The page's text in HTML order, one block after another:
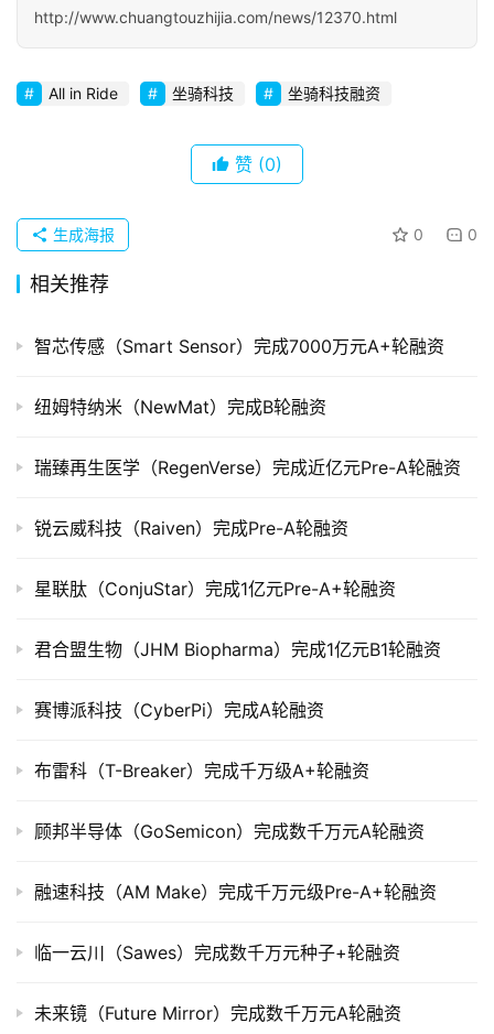
初
企
发
购
组
公
上
市
数
业
院
登录
http://www.chuangtouzhijia.com/news/12370.html
All in Ride 坐骑科技 坐骑科技融资
赞 (0)
0 0
生成海报
相关推荐
智芯传感（Smart Sensor）完成7000万元A+轮融资
纽姆特纳米（NewMat）完成B轮融资
瑞臻再生医学（RegenVerse）完成近亿元Pre-A轮融资
锐云威科技（Raiven）完成Pre-A轮融资
星联肽（ConjuStar）完成1亿元Pre-A+轮融资
君合盟生物（JHM Biopharma）完成1亿元B1轮融资
赛博派科技（CyberPi）完成A轮融资
布雷科（T-Breaker）完成千万级A+轮融资
顾邦半导体（GoSemicon）完成数千万元A轮融资
融速科技（AM Make）完成千万元级Pre-A+轮融资
临一云川（Sawes）完成数千万元种子+轮融资
未来镜（Future Mirror）完成数千万元A轮融资